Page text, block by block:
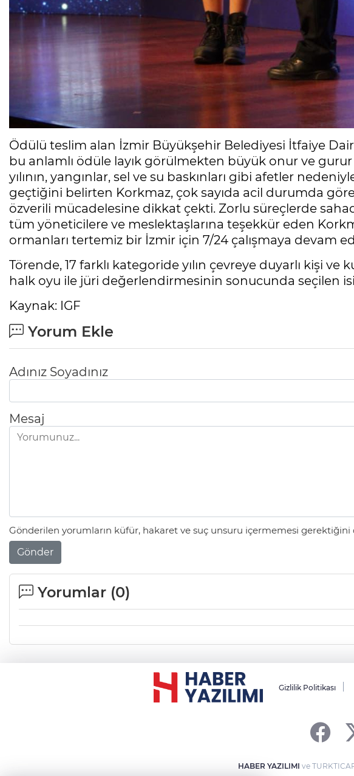
Ödülü teslim alan İzmir Büyükşehir Belediyesi İtfaiye
bu anlamlı ödüle layık görülmekten büyük onur ve gurur
yılının, yangınlar, sel ve su baskınları gibi afetler
geçtiğini belirten Korkmaz, çok sayıda acil durumda
özverili mücadelesine dikkat çekti. Zorlu süreçlerde
tüm yöneticilere ve meslektaşlarına teşekkür eden
ormanları tertemiz bir İzmir için 7/24 çalışmaya devam
Törende, 17 farklı kategoride yılın çevreye duyarlı kişi ve
halk oyu ile jüri değerlendirmesinin sonucunda seçilen
Kaynak: IGF
Yorum Ekle
Adınız Soyadınız
Mesaj
Gönderilen yorumların küfür, hakaret ve suç unsuru içermemesi gerektiğini
Gönder
Yorumlar (0)
Gizlilik Politikası
HABER YAZILIMI ve